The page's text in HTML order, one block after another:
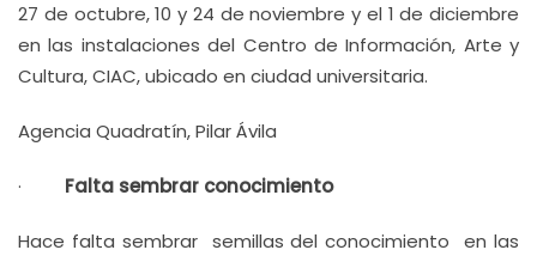
27 de octubre, 10 y 24 de noviembre y el 1 de diciembre
en las instalaciones del Centro de Información, Arte y
Cultura, CIAC, ubicado en ciudad universitaria.
Agencia Quadratín, Pilar Ávila
· Falta sembrar conocimiento
Hace falta sembrar semillas del conocimiento en las